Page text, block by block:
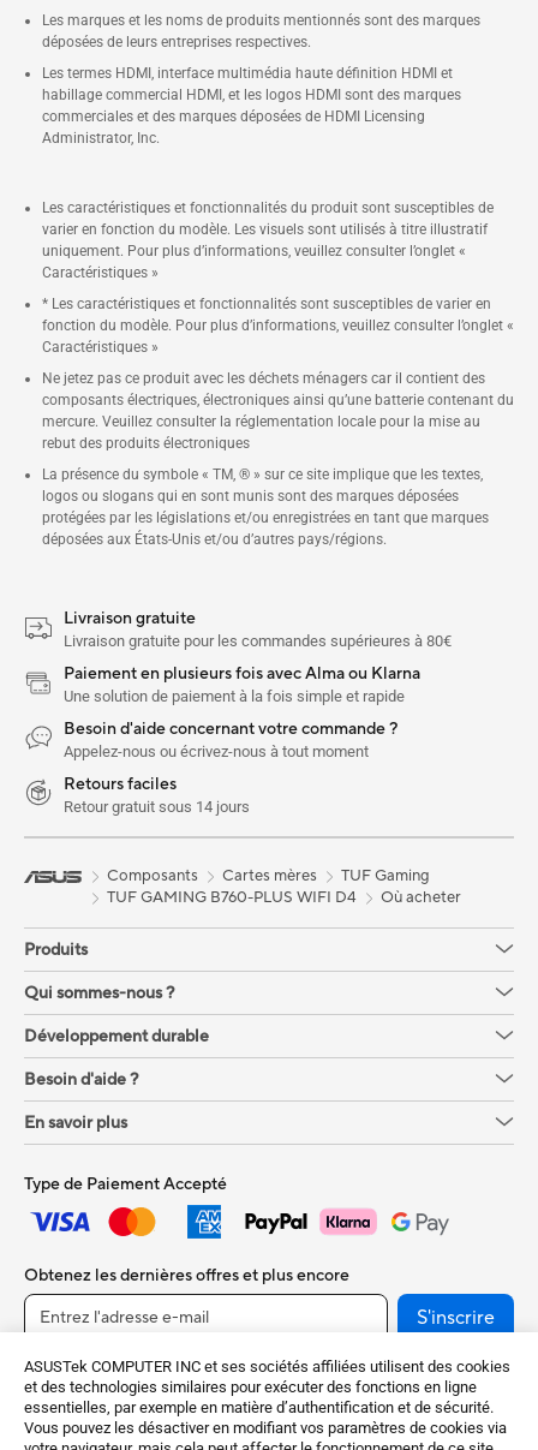
ASUSTek COMPUTER INC et ses sociétés affiliées utilisent des cookies
et des technologies similaires pour exécuter des fonctions en ligne
essentielles, par exemple en matière d’authentification et de sécurité.
Vous pouvez les désactiver en modifiant vos paramètres de cookies via
Les marques et les noms de produits mentionnés sont des marques
déposées de leurs entreprises respectives.
Les termes HDMI, interface multimédia haute définition HDMI et
habillage commercial HDMI, et les logos HDMI sont des marques
commerciales et des marques déposées de HDMI Licensing
Administrator, Inc.
Les caractéristiques et fonctionnalités du produit sont susceptibles de
varier en fonction du modèle. Les visuels sont utilisés à titre illustratif
uniquement. Pour plus d’informations, veuillez consulter l’onglet «
Caractéristiques »
* Les caractéristiques et fonctionnalités sont susceptibles de varier en
fonction du modèle. Pour plus d’informations, veuillez consulter l’onglet «
Caractéristiques »
Ne jetez pas ce produit avec les déchets ménagers car il contient des
composants électriques, électroniques ainsi qu’une batterie contenant du
mercure. Veuillez consulter la réglementation locale pour la mise au
rebut des produits électroniques
La présence du symbole « TM, ® » sur ce site implique que les textes,
logos ou slogans qui en sont munis sont des marques déposées
protégées par les législations et/ou enregistrées en tant que marques
déposées aux États-Unis et/ou d’autres pays/régions.
Livraison gratuite
Livraison gratuite pour les commandes supérieures à 80€
Paiement en plusieurs fois avec Alma ou Klarna
Une solution de paiement à la fois simple et rapide
Besoin d'aide concernant votre commande ?
Appelez-nous ou écrivez-nous à tout moment
Retours faciles
Retour gratuit sous 14 jours
Composants Cartes mères
TUF Gaming
TUF GAMING B760-PLUS WIFI D4
Où acheter
Produits
Qui sommes-nous ?
Développement durable
Besoin d'aide ?
En savoir plus
Type de Paiement Accepté
Obtenez les dernières offres et plus encore
S'inscrire